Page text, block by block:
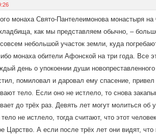
монаха Свято-Пантелеимонова монастыря
как мы представляем обычно, –
небольшой участок земли, куда
монаха обители Афонской на три года. Все
день о упокоении души
помиловал и даровал ему спасение,
тело. Если оно не истлело, то снова
до трёх раз. Девять лет могут молиться об
не истлело, тогда считают, что этот
Царство. А если после трёх лет они видят, что